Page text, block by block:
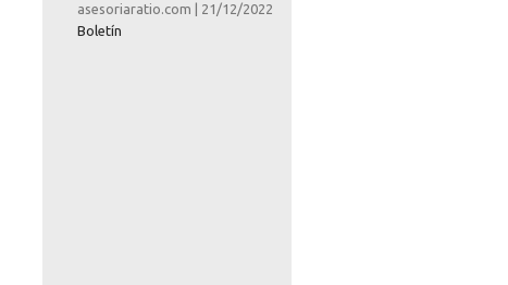
asesoriaratio.com
21/12/2022
Boletín